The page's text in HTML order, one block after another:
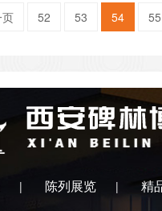
52 53 54 55
| 陈列展览 | 精